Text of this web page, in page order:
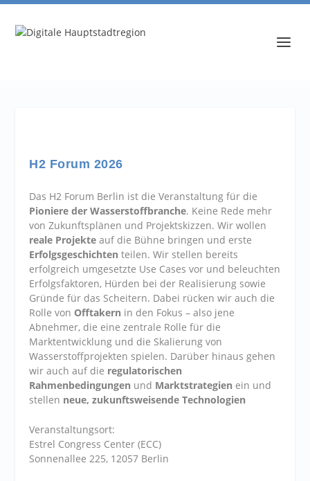
H2 Forum 2026
Das H2 Forum Berlin ist die Veranstaltung für die
Pioniere der Wasserstoffbranche. Keine Rede mehr
von Zukunftsplänen und Projektskizzen. Wir wollen
reale Projekteauf die Bühne bringen und erste
Erfolgsgeschichten teilen. Wir stellen bereits
erfolgreich umgesetzte Use Cases vor und beleuchten
Erfolgsfaktoren, Hürden bei der Realisierung sowie
Gründe für das Scheitern. Dabei rücken wir auch die
Rolle von Offtakern in den Fokus – also jene
Abnehmer, die eine zentrale Rolle für die
Marktentwicklung und die Skalierung von
Wasserstoffprojekten spielen. Darüber hinaus gehen
wir auch auf die regulatorischen
Rahmenbedingungen und Marktstrategien ein und
stellen neue, zukunftsweisende Technologien
Veranstaltungsort:
Estrel Congress Center (ECC)
Sonnenallee 225, 12057 Berlin